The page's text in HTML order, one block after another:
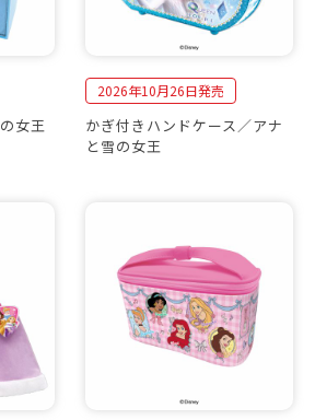
女王
2026年10月26日発売
かぎ付きハンドケース／アナ
と雪の女王